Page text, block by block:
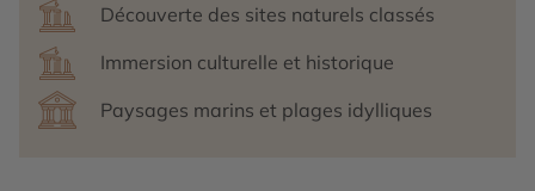
Découverte des sites naturels classés
Immersion culturelle et historique
Paysages marins et plages idylliques